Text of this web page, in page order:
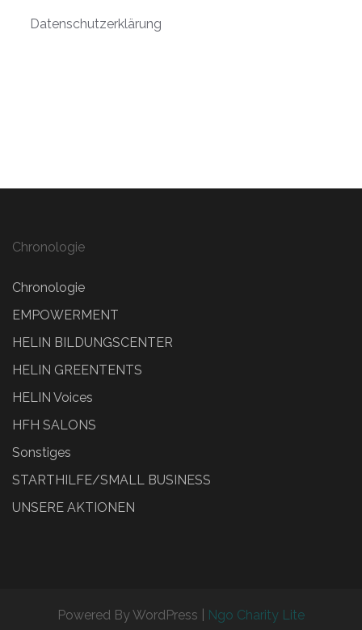
Datenschutzerklärung
Chronologie
Chronologie
EMPOWERMENT
HELIN BILDUNGSCENTER
HELIN GREENTENTS
HELIN Voices
HFH SALONS
Sonstiges
STARTHILFE/SMALL BUSINESS
UNSERE AKTIONEN
Powered By WordPress | Ngo Charity Lite